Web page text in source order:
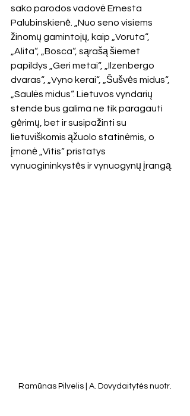
sako parodos vadovė Ernesta
Palubinskienė. „Nuo seno visiems
žinomų gamintojų, kaip „Voruta“,
„Alita“, „Bosca“, sąrašą šiemet
papildys „Geri metai“, „Ilzenbergo
dvaras“, „Vyno kerai“, „Šušvės midus“,
„Saulės midus“. Lietuvos vyndarių
stende bus galima ne tik paragauti
gėrimų, bet ir susipažinti su
lietuviškomis ąžuolo statinėmis, o
įmonė „Vitis“ pristatys
vynuogininkystės ir vynuogynų įrangą.
Ramūnas Pilvelis | A. Dovydaitytės nuotr.